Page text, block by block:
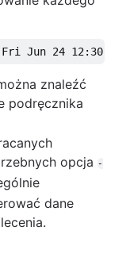
Jun 24 12:30:04
znaleźć
podręcznika
opcja -
dane